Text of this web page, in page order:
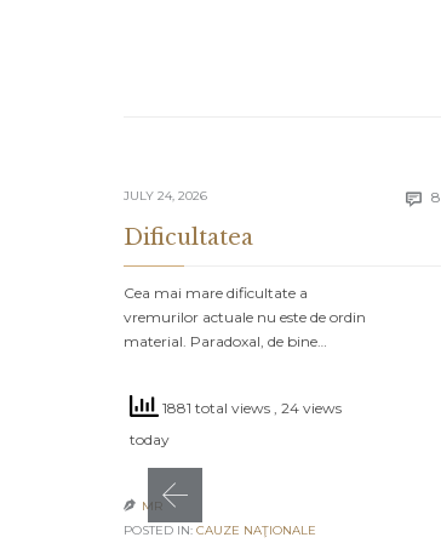
JULY 24, 2026  8
Dificultatea
Cea mai mare dificultate a
vremurilor actuale nu este de ordin
material. Paradoxal, de bine…
1881 total views , 24 views
today
 MR
POSTED IN: CAUZE NAŢIONALE